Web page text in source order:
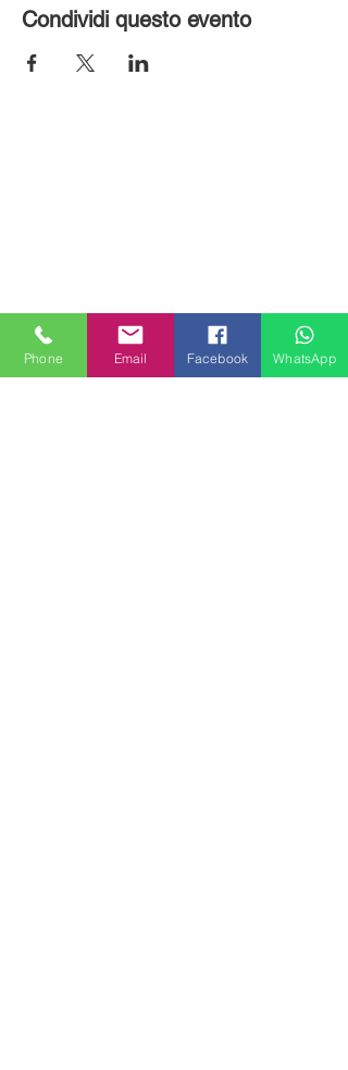
Condividi questo evento
Phone Email Facebook WhatsApp